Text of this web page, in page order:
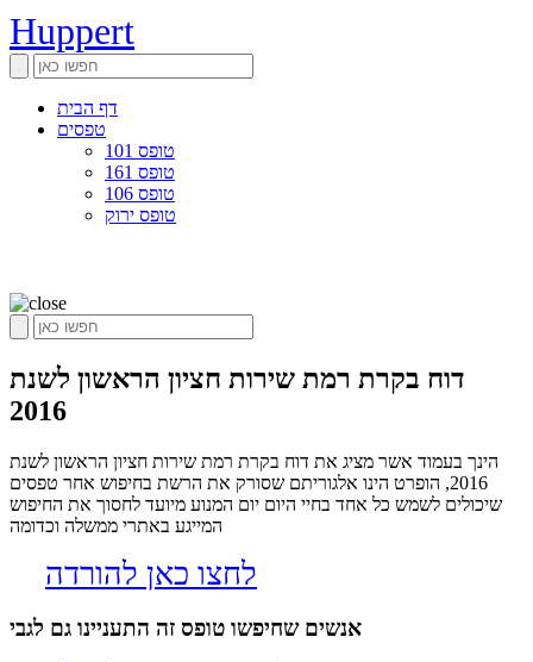
Huppert
דף הבית
טפסים
טופס 101
טופס 161
טופס 106
טופס ירוק
דוח בקרת רמת שירות חציון הראשון לשנת
2016
הינך בעמוד אשר מציג את דוח בקרת רמת שירות חציון הראשון לשנת
2016, הופרט הינו אלגוריתם שסורק את הרשת בחיפוש אחר טפסים
שיכולים לשמש כל אחד בחיי היום יום המנוע מיועד לחסוך את החיפוש
המייגע באתרי ממשלה וכדומה
לחצו כאן להורדה
אנשים שחיפשו טופס זה התעניינו גם לגבי